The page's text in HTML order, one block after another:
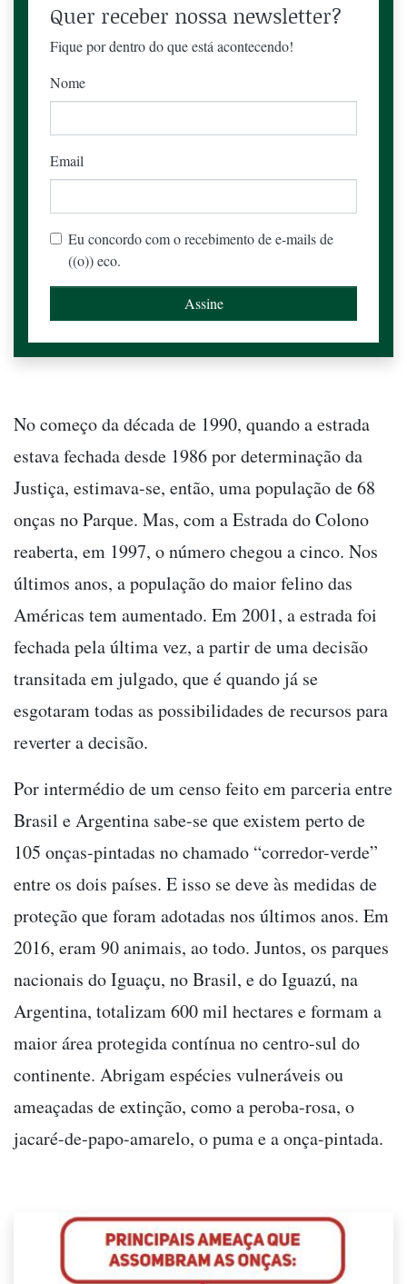
Quer receber nossa newsletter?
Fique por dentro do que está acontecendo!
Nome
Email
Eu concordo com o recebimento de e-mails de
((o)) eco.
No começo da década de 1990, quando a estrada
estava fechada desde 1986 por determinação da
Justiça, estimava-se, então, uma população de 68
onças no Parque. Mas, com a Estrada do Colono
reaberta, em 1997, o número chegou a cinco. Nos
últimos anos, a população do maior felino das
Américas tem aumentado. Em 2001, a estrada foi
fechada pela última vez, a partir de uma decisão
transitada em julgado, que é quando já se
esgotaram todas as possibilidades de recursos para
reverter a decisão.
Por intermédio de um censo feito em parceria entre
Brasil e Argentina sabe-se que existem perto de
105 onças-pintadas no chamado “corredor-verde”
entre os dois países. E isso se deve às medidas de
proteção que foram adotadas nos últimos anos. Em
2016, eram 90 animais, ao todo. Juntos, os parques
nacionais do Iguaçu, no Brasil, e do Iguazú, na
Argentina, totalizam 600 mil hectares e formam a
maior área protegida contínua no centro-sul do
continente. Abrigam espécies vulneráveis ou
ameaçadas de extinção, como a peroba-rosa, o
jacaré-de-papo-amarelo, o puma e a onça-pintada.